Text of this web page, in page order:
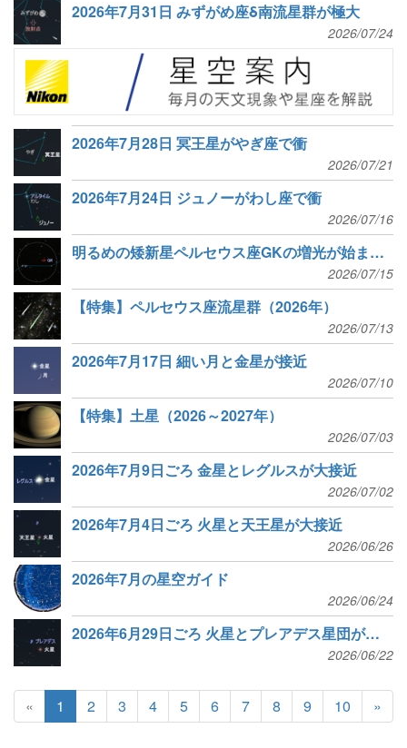
2026年7月31日 みずがめ座δ南流星群が極大
2026/07/24
2026年7月28日 冥王星がやぎ座で衝
2026/07/21
2026年7月24日 ジュノーがわし座で衝
2026/07/16
明るめの矮新星ペルセウス座GKの増光が始まった
2026/07/15
【特集】ペルセウス座流星群（2026年）
2026/07/13
2026年7月17日 細い月と金星が接近
2026/07/10
【特集】土星（2026～2027年）
2026/07/03
2026年7月9日ごろ 金星とレグルスが大接近
2026/07/02
2026年7月4日ごろ 火星と天王星が大接近
2026/06/26
2026年7月の星空ガイド
2026/06/24
2026年6月29日ごろ 火星とプレアデス星団が接近
2026/06/22
« 1 2 3 4 5 6 7 8 9 10 »